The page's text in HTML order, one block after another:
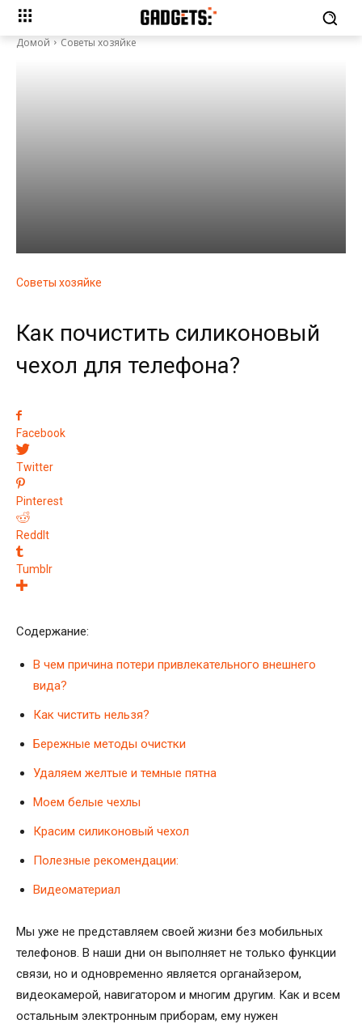
Домой Советы хозяйке
Советы хозяйке
Как почистить силиконовый
чехол для телефона?
Facebook
Twitter
Pinterest
ReddIt
Tumblr
Содержание:
В чем причина потери привлекательного внешнего
вида?
Как чистить нельзя?
Бережные методы очистки
Удаляем желтые и темные пятна
Моем белые чехлы
Красим силиконовый чехол
Полезные рекомендации:
Видеоматериал
Мы уже не представляем своей жизни без мобильных
телефонов. В наши дни он выполняет не только функции
связи, но и одновременно является органайзером,
видеокамерой, навигатором и многим другим. Как и всем
остальным электронным приборам, ему нужен